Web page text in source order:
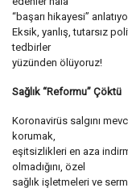
“başarı hikayesi”
Eksik, yanlış, tutarsız
tedbirler
yüzünden ölüyoruz!
Sağlık “Reformu” Çöktü
Koronavirüs salgını
korumak,
eşitsizlikleri en aza
olmadığını, özel
sağlık işletmeleri ve